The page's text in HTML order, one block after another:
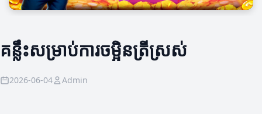
គន្លឹះសម្រាប់ការចម្អិនត្រីស្រស់
2026-06-04 Admin